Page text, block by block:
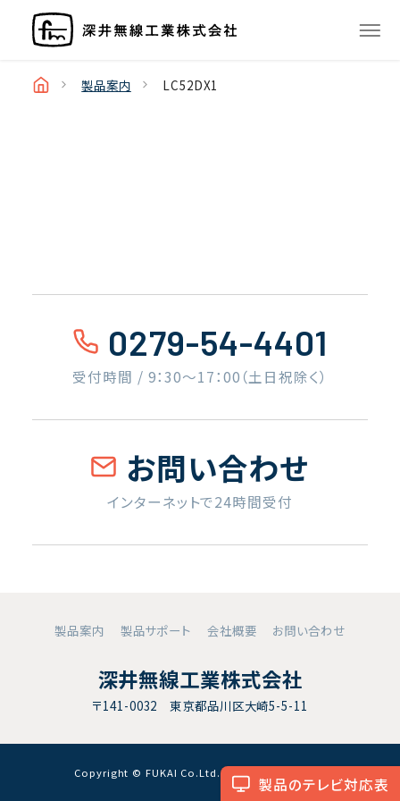
製品のテレビ対応表
製品案内 LC52DX1
0279-54-4401
受付時間 / 9：30〜17：00（土日祝除く）
お問い合わせ
インターネットで24時間受付
製品案内 製品サポート 会社概要 お問い合わせ
深井無線工業株式会社
〒141-0032 東京都品川区大崎5-5-11
Copyright © FUKAI Co.Ltd. All RightsReserved.